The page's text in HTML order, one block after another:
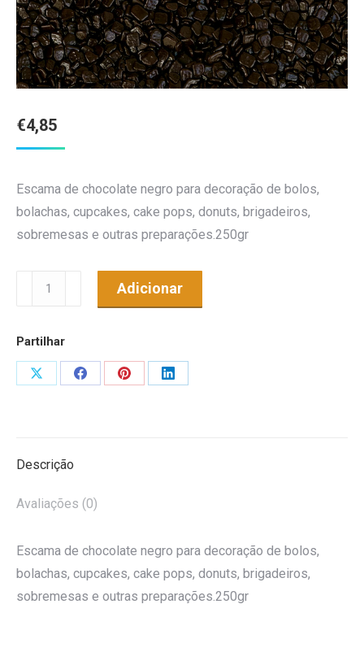
€4,85
Escama de chocolate negro para decoração de bolos,
bolachas, cupcakes, cake pops, donuts, brigadeiros,
sobremesas e outras preparações.250gr
Quantidade
Negra
Adicionar
Partilhar
Share
Share
Share
Share
Descrição
Avaliações (0)
Escama de chocolate negro para decoração de bolos,
bolachas, cupcakes, cake pops, donuts, brigadeiros,
sobremesas e outras preparações.250gr